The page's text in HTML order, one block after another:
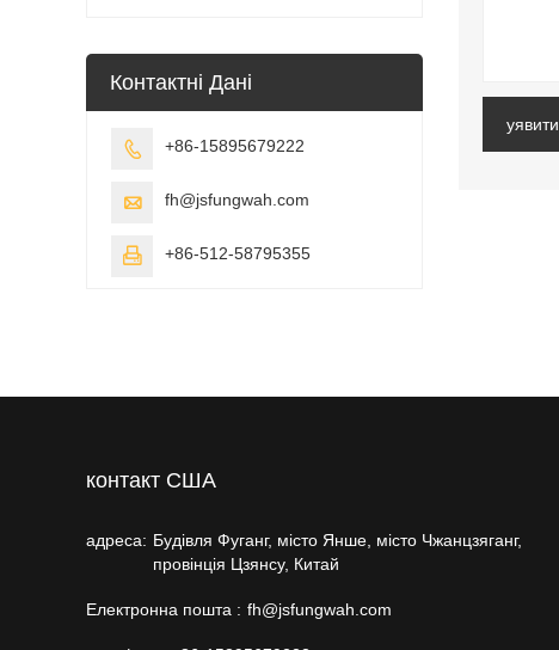
уявити
Контактні Дані
 +86-15895679222
 fh@jsfungwah.com
 +86-512-58795355
контакт США
адреса: Будівля Фуганг, місто Янше, місто Чжанцзяганг,
провінція Цзянсу, Китай
Електронна пошта : fh@jsfungwah.com